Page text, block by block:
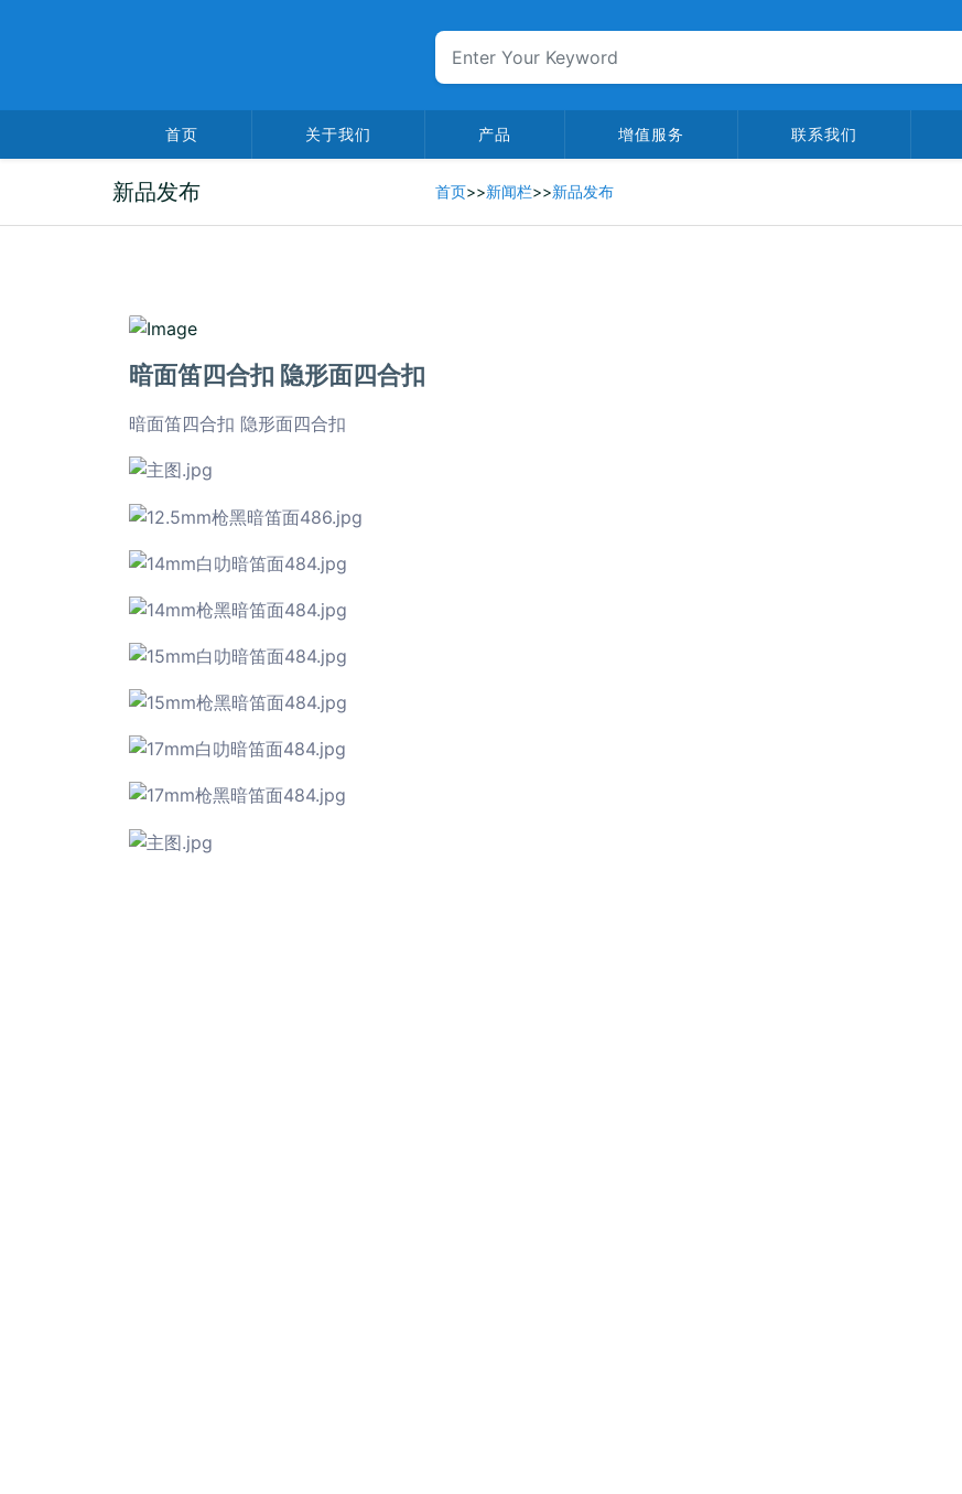
首页 关于我们 产品 增值服务 联系我们
新品发布 首页>>新闻栏>>新品发布
2025-06-13
暗面笛四合扣 隐形面四合扣
暗面笛四合扣 隐形面四合扣